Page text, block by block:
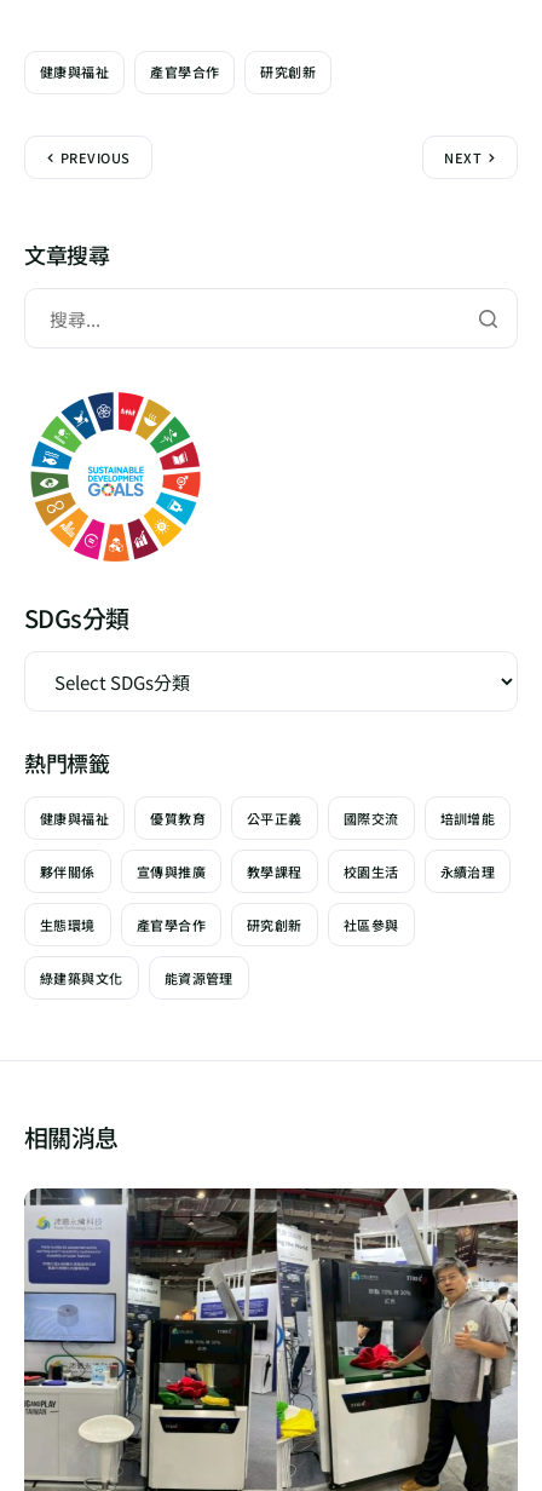
健康與福祉 產官學合作 研究創新
PREVIOUS NEXT
文章搜尋
SDGs分類
熱門標籤
健康與福祉 優質教育 公平正義 國際交流 培訓增能
夥伴關係 宣傳與推廣 教學課程 校園生活 永續治理
生態環境 產官學合作 研究創新 社區參與
綠建築與文化 能資源管理
相關消息